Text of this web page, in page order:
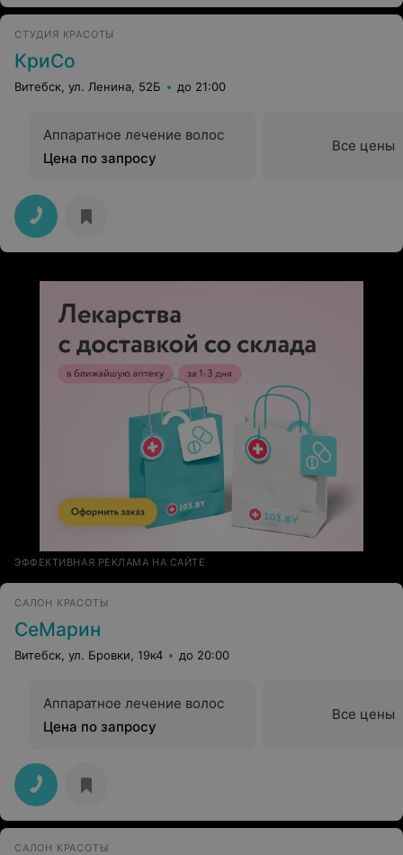
СТУДИЯ КРАСОТЫ
КриСо
Витебск, ул. Ленина, 52Б до 21:00
Аппаратное лечение волос
Цена по запросу
Все цены
ЭФФЕКТИВНАЯ РЕКЛАМА НА САЙТЕ
САЛОН КРАСОТЫ
СеМарин
Витебск, ул. Бровки, 19к4 до 20:00
Аппаратное лечение волос
Цена по запросу
Все цены
САЛОН КРАСОТЫ